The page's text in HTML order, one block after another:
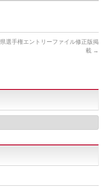
県選手権エントリーファイル修正版掲
載 →